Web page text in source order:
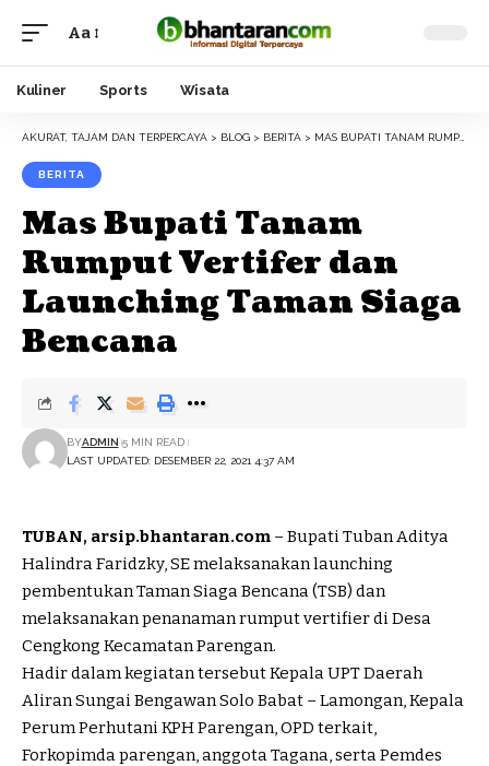
Font
Resizer
Aa
Kuliner Sports Wisata
AKURAT, TAJAM DAN TERPERCAYA > BLOG > BERITA > MAS BUPATI TANAM RUMPUT VERTIFER DAN LAUNCHING TAMAN SIAGA BENCANA
BERITA
Mas Bupati Tanam
Rumput Vertifer dan
Launching Taman Siaga
Bencana
LAST UPDATED: DESEMBER 22, 2021 4:37 AM
BYADMIN 5 MIN READ
TUBAN, arsip.bhantaran.com – Bupati Tuban Aditya
Halindra Faridzky, SE melaksanakan launching
pembentukan Taman Siaga Bencana (TSB) dan
melaksanakan penanaman rumput vertifier di Desa
Cengkong Kecamatan Parengan.
Hadir dalam kegiatan tersebut Kepala UPT Daerah
Aliran Sungai Bengawan Solo Babat – Lamongan, Kepala
Perum Perhutani KPH Parengan, OPD terkait,
Forkopimda parengan, anggota Tagana, serta Pemdes